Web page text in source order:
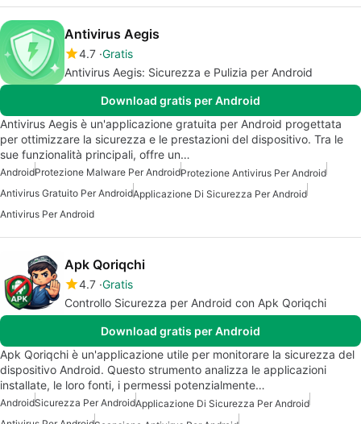
Antivirus Aegis
4.7 Gratis
Antivirus Aegis: Sicurezza e Pulizia per Android
Download gratis per Android
Antivirus Aegis è un'applicazione gratuita per Android progettata
per ottimizzare la sicurezza e le prestazioni del dispositivo. Tra le
sue funzionalità principali, offre un…
AndroidProtezione Malware Per AndroidProtezione Antivirus Per Android
Antivirus Gratuito Per AndroidApplicazione Di Sicurezza Per Android
Antivirus Per Android
Apk Qoriqchi
4.7 Gratis
Controllo Sicurezza per Android con Apk Qoriqchi
Download gratis per Android
Apk Qoriqchi è un'applicazione utile per monitorare la sicurezza del
dispositivo Android. Questo strumento analizza le applicazioni
installate, le loro fonti, i permessi potenzialmente…
AndroidSicurezza Per AndroidApplicazione Di Sicurezza Per Android